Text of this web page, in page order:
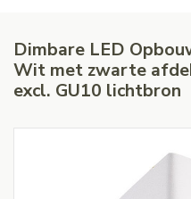
Dimbare LED
Wit met zwarte
excl. GU10 lichtbron